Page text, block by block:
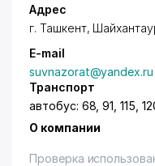
Адрес
г. Ташкент,
E-mail
suvnazorat@yandex.ru
Транспорт
автобус: 68, 91, 115,
О компании
Проверка